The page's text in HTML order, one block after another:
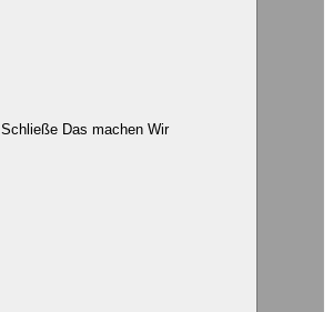
Schließe Das machen Wir